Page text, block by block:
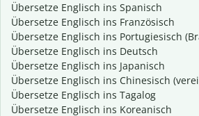
Übersetze Englisch ins Spanisch
Übersetze Englisch ins Französisch
Übersetze Englisch ins Portugiesisch
Übersetze Englisch ins Deutsch
Übersetze Englisch ins Japanisch
Übersetze Englisch ins Chinesisch
Übersetze Englisch ins Tagalog
Übersetze Englisch ins Koreanisch